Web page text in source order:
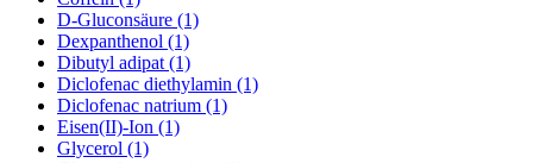
D-Gluconsäure (1)
Dexpanthenol (1)
Dibutyl adipat (1)
Diclofenac diethylamin (1)
Diclofenac natrium (1)
Eisen(II)-Ion (1)
Glycerol (1)